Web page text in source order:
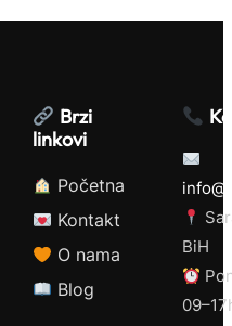
Brzi
linkovi
Početna
Kontakt
O nama
Blog
BiH